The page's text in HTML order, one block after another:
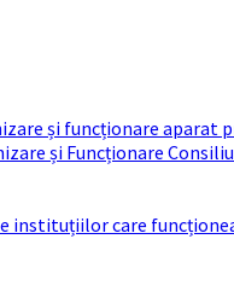
și funcționare aparat
și Funcționare
instituțiilor care